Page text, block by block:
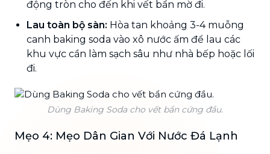
động tròn cho đến khi vết bẩn mờ đi.
Lau toàn bộ sàn: Hòa tan khoảng 3-4 muỗng
canh baking soda vào xô nước ấm để lau các
khu vực cần làm sạch sâu như nhà bếp hoặc lối
đi.
Dùng Baking Soda cho vết bẩn cứng đầu.
Mẹo 4: Mẹo Dân Gian Với Nước Đá Lạnh